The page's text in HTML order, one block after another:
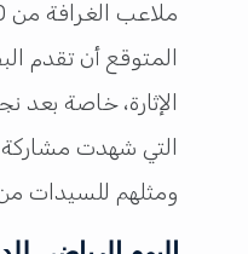
المتوقع أن تقدم
الإثارة، خاصة
ومثلهم للسيدات من 25